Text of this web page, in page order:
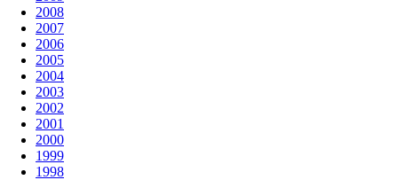
2008
2007
2006
2005
2004
2003
2002
2001
2000
1999
1998